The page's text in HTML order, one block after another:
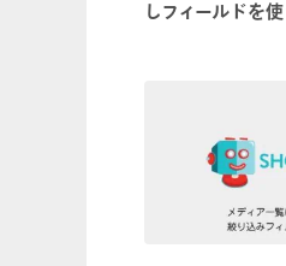
しフィールドを